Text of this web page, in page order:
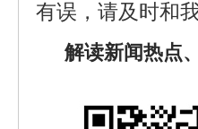
有误，请及时和
解读新闻热点